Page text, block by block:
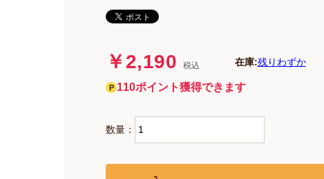
￥2,190 税込 在庫:残りわずか
110ポイント獲得できます
数量：